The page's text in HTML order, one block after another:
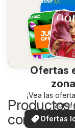
Ofertas
zona
¡Vea las
zona!
Ofertas
Productos
comprar